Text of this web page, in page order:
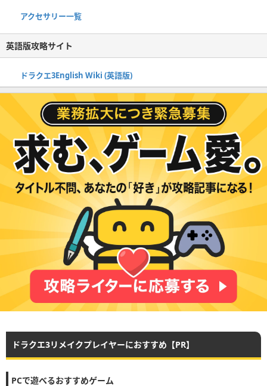
アクセサリー一覧
英語版攻略サイト
ドラクエ3English Wiki (英語版)
ドラクエ3リメイクプレイヤーにおすすめ【PR】
PCで遊べるおすすめゲーム